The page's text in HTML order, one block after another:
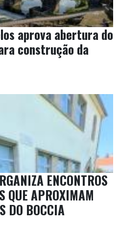
aprova abertura do
construção da
ENCONTROS
QUE APROXIMAM
DO BOCCIA